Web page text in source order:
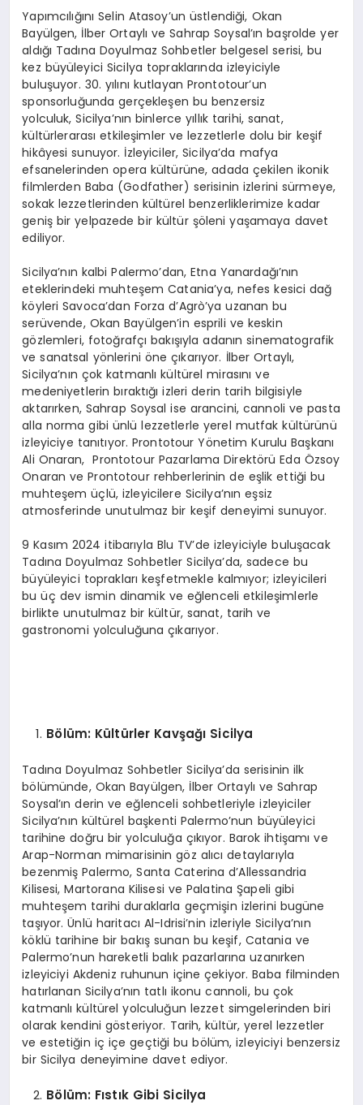
Yapımcılığını Selin Atasoy’un üstlendiği, Okan
Bayülgen, İlber Ortaylı ve Sahrap Soysal’ın başrolde yer
aldığı Tadına Doyulmaz Sohbetler belgesel serisi, bu
kez büyüleyici Sicilya topraklarında izleyiciyle
buluşuyor. 30. yılını kutlayan Prontotour’un
sponsorluğunda gerçekleşen bu benzersiz
yolculuk, Sicilya’nın binlerce yıllık tarihi, sanat,
kültürlerarası etkileşimler ve lezzetlerle dolu bir keşif
hikâyesi sunuyor. İzleyiciler, Sicilya’da mafya
efsanelerinden opera kültürüne, adada çekilen ikonik
filmlerden Baba (Godfather) serisinin izlerini sürmeye,
sokak lezzetlerinden kültürel benzerliklerimize kadar
geniş bir yelpazede bir kültür şöleni yaşamaya davet
ediliyor.
Sicilya’nın kalbi Palermo’dan, Etna Yanardağı’nın
eteklerindeki muhteşem Catania’ya, nefes kesici dağ
köyleri Savoca’dan Forza d’Agrò’ya uzanan bu
serüvende, Okan Bayülgen’in esprili ve keskin
gözlemleri, fotoğrafçı bakışıyla adanın sinematografik
ve sanatsal yönlerini öne çıkarıyor. İlber Ortaylı,
Sicilya’nın çok katmanlı kültürel mirasını ve
medeniyetlerin bıraktığı izleri derin tarih bilgisiyle
aktarırken, Sahrap Soysal ise arancini, cannoli ve pasta
alla norma gibi ünlü lezzetlerle yerel mutfak kültürünü
izleyiciye tanıtıyor. Prontotour Yönetim Kurulu Başkanı
Ali Onaran, Prontotour Pazarlama Direktörü Eda Özsoy
Onaran ve Prontotour rehberlerinin de eşlik ettiği bu
muhteşem üçlü, izleyicilere Sicilya’nın eşsiz
atmosferinde unutulmaz bir keşif deneyimi sunuyor.
9 Kasım 2024 itibarıyla Blu TV’de izleyiciyle buluşacak
Tadına Doyulmaz Sohbetler Sicilya’da, sadece bu
büyüleyici toprakları keşfetmekle kalmıyor; izleyicileri
bu üç dev ismin dinamik ve eğlenceli etkileşimlerle
birlikte unutulmaz bir kültür, sanat, tarih ve
gastronomi yolculuğuna çıkarıyor.
Bölüm: Kültürler Kavşağı Sicilya
Tadına Doyulmaz Sohbetler Sicilya’da serisinin ilk
bölümünde, Okan Bayülgen, İlber Ortaylı ve Sahrap
Soysal’ın derin ve eğlenceli sohbetleriyle izleyiciler
Sicilya’nın kültürel başkenti Palermo’nun büyüleyici
tarihine doğru bir yolculuğa çıkıyor. Barok ihtişamı ve
Arap-Norman mimarisinin göz alıcı detaylarıyla
bezenmiş Palermo, Santa Caterina d’Allessandria
Kilisesi, Martorana Kilisesi ve Palatina Şapeli gibi
muhteşem tarihi duraklarla geçmişin izlerini bugüne
taşıyor. Ünlü haritacı Al-Idrisi’nin izleriyle Sicilya’nın
köklü tarihine bir bakış sunan bu keşif, Catania ve
Palermo’nun hareketli balık pazarlarına uzanırken
izleyiciyi Akdeniz ruhunun içine çekiyor. Baba filminden
hatırlanan Sicilya’nın tatlı ikonu cannoli, bu çok
katmanlı kültürel yolculuğun lezzet simgelerinden biri
olarak kendini gösteriyor. Tarih, kültür, yerel lezzetler
ve estetiğin iç içe geçtiği bu bölüm, izleyiciyi benzersiz
bir Sicilya deneyimine davet ediyor.
Bölüm: Fıstık Gibi Sicilya